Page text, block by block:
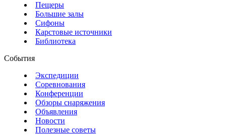
Пещеры
Большие залы
Сифоны
Карстовые источники
Библиотека
События
Экспедиции
Соревнования
Конференции
Обзоры снаряжения
Объявления
Новости
Полезные советы